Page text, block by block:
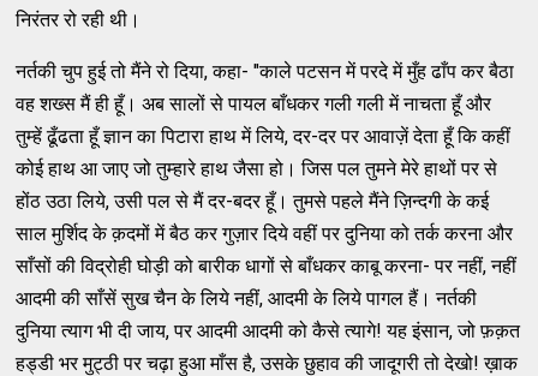
निरंतर रो रही थी।
नर्तकी चुप हुई तो मैंने रो दिया, कहा- "काले पटसन में परदे में मुँह ढाँप कर बैठा
वह शख्स मैं ही हूँ। अब सालों से पायल बाँधकर गली गली में नाचता हूँ और
तुम्हें ढूँढता हूँ ज्ञान का पिटारा हाथ में लिये, दर-दर पर आवाज़ें देता हूँ कि कहीं
कोई हाथ आ जाए जो तुम्हारे हाथ जैसा हो। जिस पल तुमने मेरे हाथों पर से
होंठ उठा लिये, उसी पल से मैं दर-बदर हूँ। तुमसे पहले मैंने ज़िन्दगी के कई
साल मुर्शिद के क़दमों में बैठ कर गुज़ार दिये वहीं पर दुनिया को तर्क करना और
साँसों की विद्रोही घोड़ी को बारीक धागों से बाँधकर काबू करना- पर नहीं, नहीं
आदमी की साँसें सुख चैन के लिये नहीं, आदमी के लिये पागल हैं। नर्तकी
दुनिया त्याग भी दी जाय, पर आदमी आदमी को कैसे त्यागे! यह इंसान, जो फ़क़त
हड्डी भर मुट्ठी पर चढ़ा हुआ माँस है, उसके छुहाव की जादूगरी तो देखो! ख़ाक